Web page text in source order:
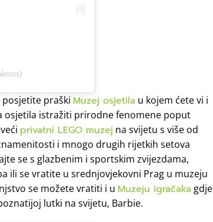
posjetite praški Muzej osjetila u kojem ćete vi i
osjetila istražiti prirodne fenomene poput
privatni LEGO muzej na svijetu s više od
i mnogo drugih rijetkih setova
se s glazbenim i sportskim zvijezdama,
ili se vratite u srednjovjekovni Prag u muzeju
se možete vratiti i u Muzeju igračaka gdje
lutki na svijetu, Barbie.